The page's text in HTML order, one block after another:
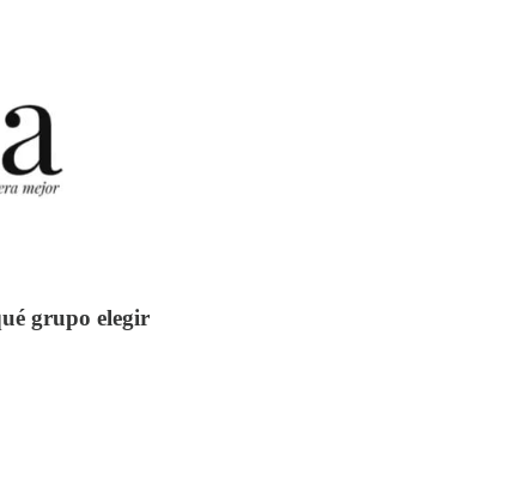
grupo elegir